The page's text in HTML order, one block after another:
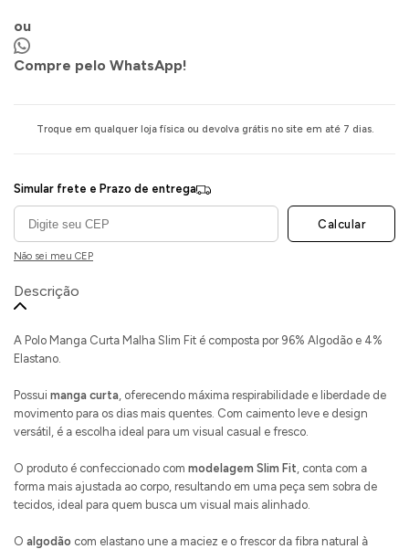
ou
Compre pelo WhatsApp!
Troque em qualquer loja física ou devolva grátis no site em até 7 dias.
Simular frete e Prazo de entrega
Calcular
Não sei meu CEP
Descrição
A Polo Manga Curta Malha Slim Fit é composta por 96% Algodão e 4%
Elastano.
Possui manga curta, oferecendo máxima respirabilidade e liberdade de
movimento para os dias mais quentes. Com caimento leve e design
versátil, é a escolha ideal para um visual casual e fresco.
O produto é confeccionado com modelagem Slim Fit, conta com a
forma mais ajustada ao corpo, resultando em uma peça sem sobra de
tecidos, ideal para quem busca um visual mais alinhado.
O algodão com elastano une a maciez e o frescor da fibra natural à